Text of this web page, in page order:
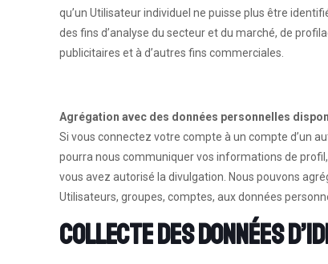
qu’un Utilisateur individuel ne puisse plus être
des fins d’analyse du secteur et du marché, de
publicitaires et à d’autres fins commerciales.
Agrégation avec des données personnelles
Si vous connectez votre compte à un compte d’un
pourra nous communiquer vos informations de
vous avez autorisé la divulgation. Nous pouvons
Utilisateurs, groupes, comptes, aux données
Collecte des données